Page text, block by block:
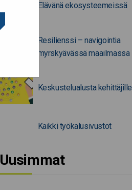
Elävänä ekosysteemeissä
Resilienssi – navigointia
myrskyävässä maailmassa
Keskustelualusta kehittäjille
Kaikki työkalusivustot
Uusimmat